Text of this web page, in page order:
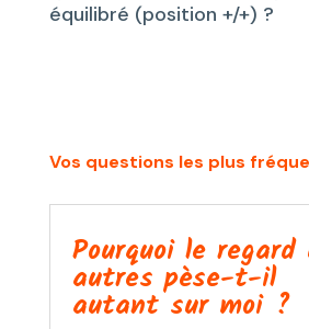
équilibré (position +/+) ?
Vos questions les plus
Pourquoi le regard
autres pèse-t-il
autant sur moi ?